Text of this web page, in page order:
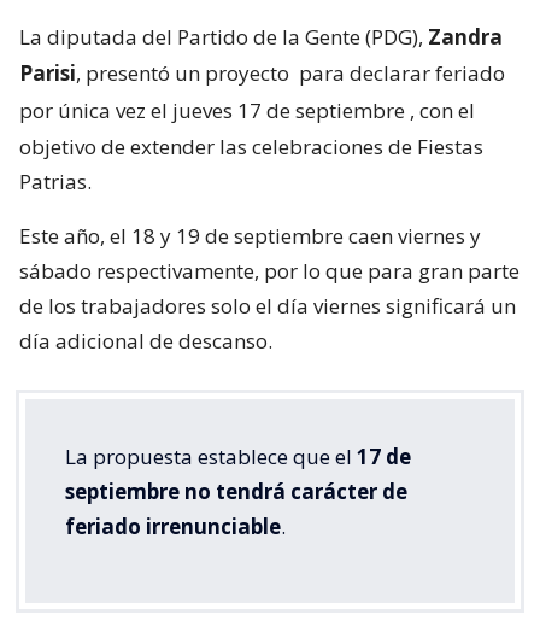
La diputada del Partido de la Gente (PDG), Zandra
Parisi, presentó un proyecto para declarar feriado
por única vez el jueves 17 de septiembre , con el
objetivo de extender las celebraciones de Fiestas
Patrias.
Este año, el 18 y 19 de septiembre caen viernes y
sábado respectivamente, por lo que para gran parte
de los trabajadores solo el día viernes significará un
día adicional de descanso.
La propuesta establece que el 17 de
septiembre no tendrá carácter de
feriado irrenunciable.